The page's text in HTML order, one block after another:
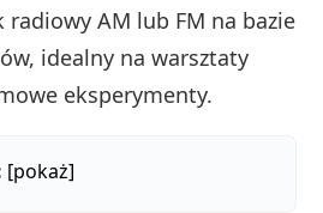
AM lub FM na bazie
idealny na warsztaty
eksperymenty.
[pokaż]